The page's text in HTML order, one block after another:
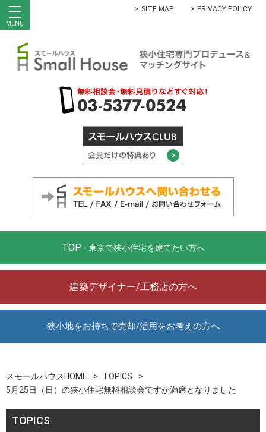
MENU
SITE MAP PRIVACY POLICY
TOP - 東京で狭小住宅を建てたい方へ
建築デザイナー/工務店の方へ
狭小地をお持ちで売却/活用をお考えの方へ
スモールハウスHOME
TOPICS
5月25日（日）の狭小住宅無料相談会ですが満席となりました
TOPICS